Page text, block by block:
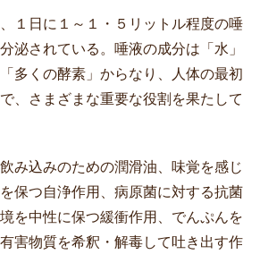
１日に１～１・５リットル程度の唾
泌されている。唾液の成分は「水」
多くの酵素」からなり、人体の最初
、さまざまな重要な役割を果たして
み込みのための潤滑油、味覚を感じ
保つ自浄作用、病原菌に対する抗菌
を中性に保つ緩衝作用、でんぷんを
害物質を希釈・解毒して吐き出す作